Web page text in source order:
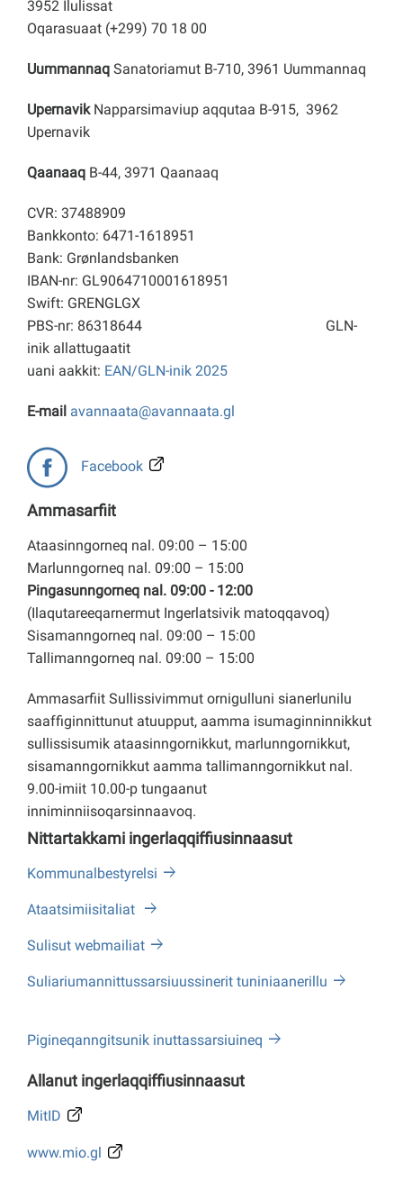
3952 Ilulissat
Oqarasuaat (+299) 70 18 00
Uummannaq Sanatoriamut B-710, 3961 Uummannaq
Upernavik Napparsimaviup aqqutaa B-915, 3962
Upernavik
Qaanaaq B-44, 3971 Qaanaaq
CVR: 37488909
Bankkonto: 6471-1618951
Bank: Grønlandsbanken
IBAN-nr: GL9064710001618951
Swift: GRENGLGX
PBS-nr: 86318644 GLN-
inik allattugaatit
uani aakkit: EAN/GLN-inik 2025
E-mail avannaata@avannaata.gl
Facebook
Ammasarfiit
Ataasinngorneq nal. 09:00 – 15:00
Marlunngorneq nal. 09:00 – 15:00
Pingasunngorneq nal. 09:00 - 12:00
(Ilaqutareeqarnermut Ingerlatsivik matoqqavoq)
Sisamanngorneq nal. 09:00 – 15:00
Tallimanngorneq nal. 09:00 – 15:00
Ammasarfiit Sullissivimmut ornigulluni sianerlunilu
saaffiginnittunut atuupput, aamma isumaginninnikkut
sullissisumik ataasinngornikkut, marlunngornikkut,
sisamanngornikkut aamma tallimanngornikkut nal.
9.00-imiit 10.00-p tungaanut
inniminniisoqarsinnaavoq.
Nittartakkami ingerlaqqiffiusinnaasut
Kommunalbestyrelsi
Ataatsimiisitaliat
Sulisut webmailiat
Suliariumannittussarsiuussinerit tuniniaanerillu
Pigineqanngitsunik inuttassarsiuineq
Allanut ingerlaqqiffiusinnaasut
MitID
www.mio.gl